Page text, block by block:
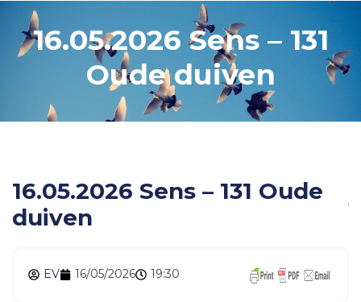
16.05.2026 Sens – 131
Oude duiven
16.05.2026 Sens – 131 Oude
duiven
EV 16/05/2026 19:30